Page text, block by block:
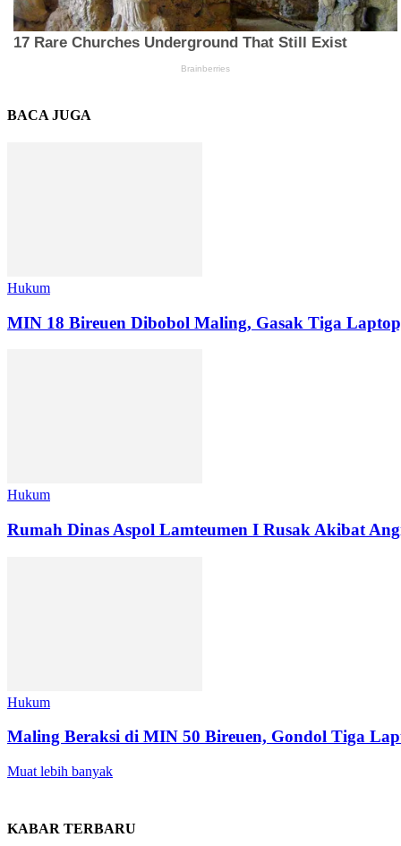
BACA JUGA
Hukum
MIN 18 Bireuen Dibobol Maling, Gasak Tiga
Hukum
Rumah Dinas Aspol Lamteumen I Rusak Akibat
Hukum
Maling Beraksi di MIN 50 Bireuen, Gondol Tiga
Muat lebih banyak
KABAR TERBARU